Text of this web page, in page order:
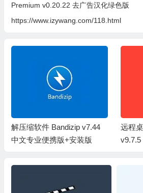
Premium v0.20.22 去广告汉化绿色版
https://www.izywang.com/118.html
解压缩软件 Bandizip v7.44
中文专业便携版+安装版
远程
v9.7.5